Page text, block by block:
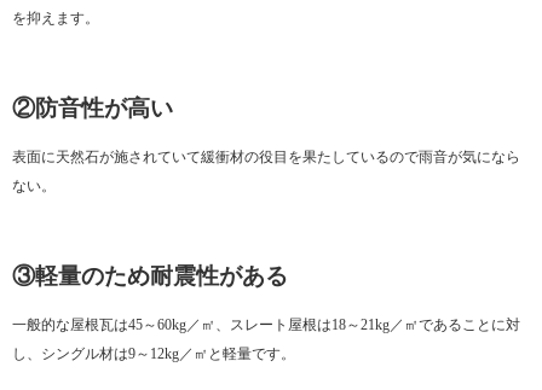
を抑えます。
②防音性が高い
表面に天然石が施されていて緩衝材の役目を果たしているので雨音が気になら
ない。
③軽量のため耐震性がある
一般的な屋根瓦は45～60kg／㎡、スレート屋根は18～21kg／㎡であることに対
し、シングル材は9～12kg／㎡と軽量です。